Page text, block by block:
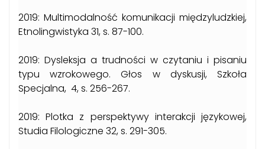
2019: Multimodalność komunikacji międzyludzkiej,
Etnolingwistyka 31, s. 87-100.
2019: Dysleksja a trudności w czytaniu i pisaniu
typu wzrokowego. Głos w dyskusji, Szkoła
Specjalna, 4, s. 256-267.
2019: Plotka z perspektywy interakcji językowej,
Studia Filologiczne 32, s. 291-305.